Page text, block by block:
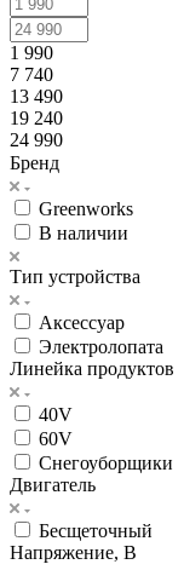
1 990
7 740
13 490
19 240
24 990
Бренд
Greenworks
В наличии
Тип устройства
Аксессуар
Электролопата
Линейка продуктов
40V
60V
Снегоуборщики
Двигатель
Бесщеточный
Напряжение, В